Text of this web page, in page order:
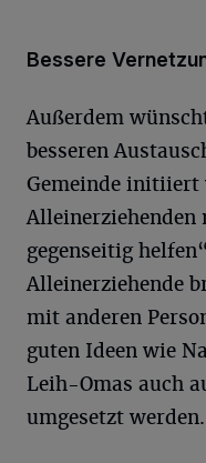
Bessere
Außerdem
besseren
Gemeinde
Alleinerziehenden
gegenseitig
Alleinerziehende
mit anderen
guten Ideen wie
Leih-Omas auch
umgesetzt